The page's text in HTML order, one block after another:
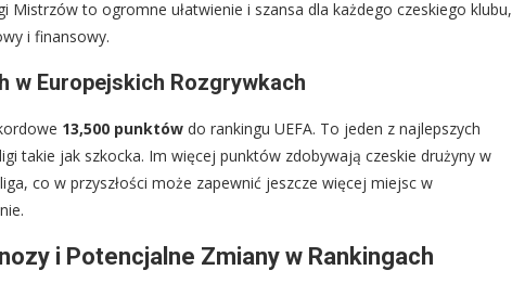
Mistrzów to ogromne ułatwienie i szansa dla każdego czeskiego klubu,
i finansowy.
w Europejskich Rozgrywkach
13,500 punktów do rankingu UEFA. To jeden z najlepszych
takie jak szkocka. Im więcej punktów zdobywają czeskie drużyny w
co w przyszłości może zapewnić jeszcze więcej miejsc w
i Potencjalne Zmiany w Rankingach